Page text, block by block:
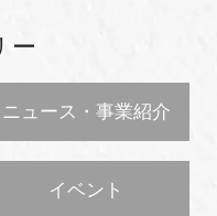
ー
ニュース・事業紹介
イベント